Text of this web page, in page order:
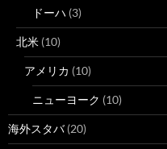
ドーハ (3)
北米 (10)
アメリカ (10)
ニューヨーク (10)
海外スタバ(20)